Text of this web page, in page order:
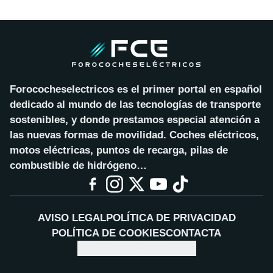
Forococheselectricos es el primer portal en español
dedicado al mundo de las tecnologías de transporte
sostenibles, y donde prestamos especial atención a
las nuevas formas de movilidad. Coches eléctricos,
motos eléctricas, puntos de recarga, pilas de
combustible de hidrógeno…
AVISO LEGALPOLÍTICA DE PRIVACIDAD
POLÍTICA DE COOKIESCONTACTA